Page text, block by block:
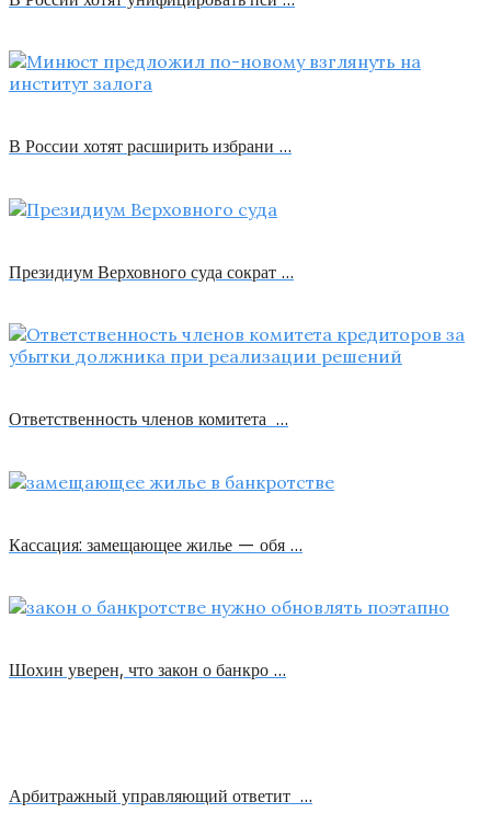
В России хотят расширить избрани …
Президиум Верховного суда сократ …
Ответственность членов комитета …
Кассация: замещающее жилье — обя …
Шохин уверен, что закон о банкро …
Арбитражный управляющий ответит …